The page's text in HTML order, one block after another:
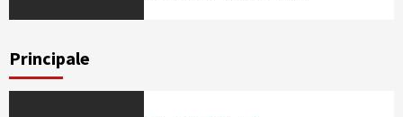
Principale